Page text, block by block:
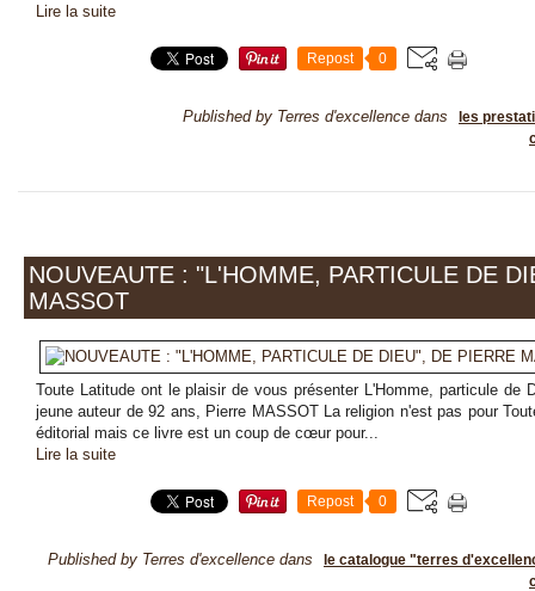
Lire la suite
Repost 0
Published by Terres d'excellence dans
les
NOUVEAUTE : "L'HOMME, PARTICULE DE
MASSOT
Toute Latitude ont le plaisir de vous présenter L'Homme, particule de
jeune auteur de 92 ans, Pierre MASSOT La religion n'est pas pour
éditorial mais ce livre est un coup de cœur pour...
Lire la suite
Repost 0
Published by Terres d'excellence dans
le catalogue "terres